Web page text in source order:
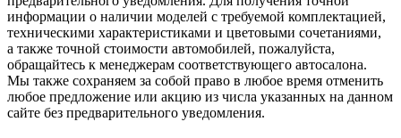
информации о наличии моделей с требуемой комплектацией,
техническими характеристиками и цветовыми сочетаниями,
а также точной стоимости автомобилей, пожалуйста,
обращайтесь к менеджерам соответствующего автосалона.
Мы также сохраняем за собой право в любое время отменить
любое предложение или акцию из числа указанных на данном
сайте без предварительного уведомления.